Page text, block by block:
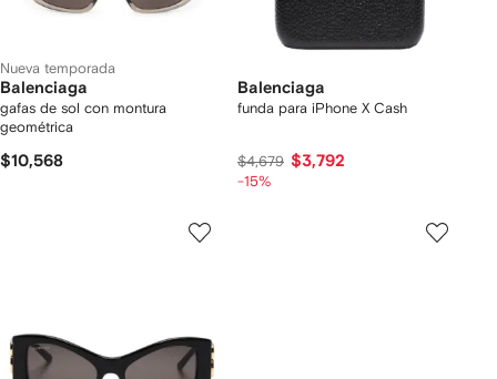
Nueva temporada
Balenciaga
gafas de sol con montura
geométrica
$10,568
Balenciaga
funda para iPhone X Cash
$4,679 $3,792
-15%